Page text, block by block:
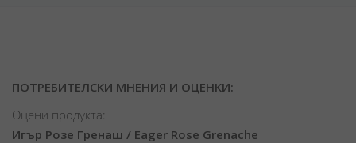
ПОТРЕБИТЕЛСКИ МНЕНИЯ И ОЦЕНКИ:
Оцени продукта:
Игър Розе Гренаш / Eager Rose Grenache